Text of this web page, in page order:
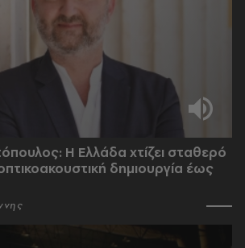
Η Ελλάδα χτίζει σταθερό
δημιουργία έως